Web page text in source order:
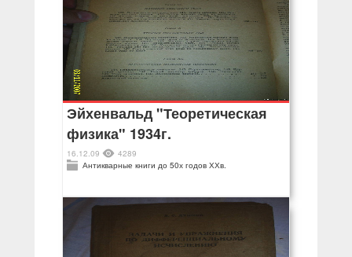
Эйхенвальд "Теоретическая
физика" 1934г.
16.12.09
4289
Антикварные книги до 50х годов ХХв.